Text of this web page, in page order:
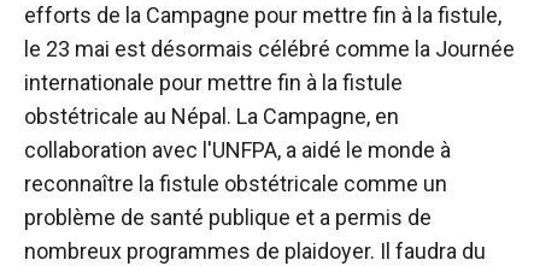
efforts de la Campagne pour mettre fin à la fistule,
le 23 mai est désormais célébré comme la Journée
internationale pour mettre fin à la fistule
obstétricale au Népal. La Campagne, en
collaboration avec l'UNFPA, a aidé le monde à
reconnaître la fistule obstétricale comme un
problème de santé publique et a permis de
nombreux programmes de plaidoyer. Il faudra du